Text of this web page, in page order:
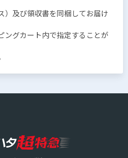
）及び領収書を同梱してお届け
ングカート内で指定することが